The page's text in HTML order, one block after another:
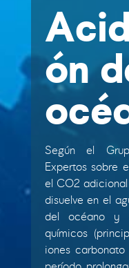
ón
Según el
Expertos sobre
el CO2
disuelve en el
del océano y
químicos
iones